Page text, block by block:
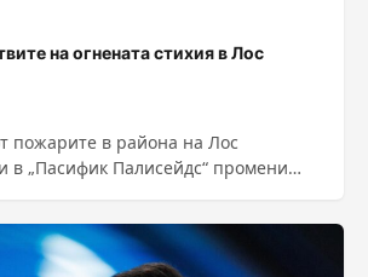
на огнената стихия в Лос
пожарите в района на Лос
в „Пасифик Палисейдс“ промени